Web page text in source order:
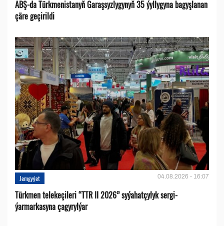
ABŞ-da Türkmenistanyň Garaşsyzlygynyň 35 ýyllygyna bagyşlanan
çäre geçirildi
Jemgyýet 04.08.2026 - 16:07
Türkmen telekeçileri “TTR II 2026” syýahatçylyk sergi-
ýarmarkasyna çagyrylýar